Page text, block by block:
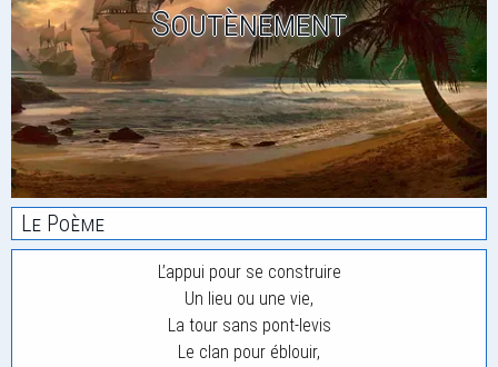
Soutènement
Le Poème
L’appui pour se construire
Un lieu ou une vie,
La tour sans pont-levis
Le clan pour éblouir,